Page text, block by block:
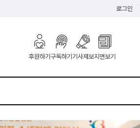
로그인
후원하기 구독하기기사제보지면보기